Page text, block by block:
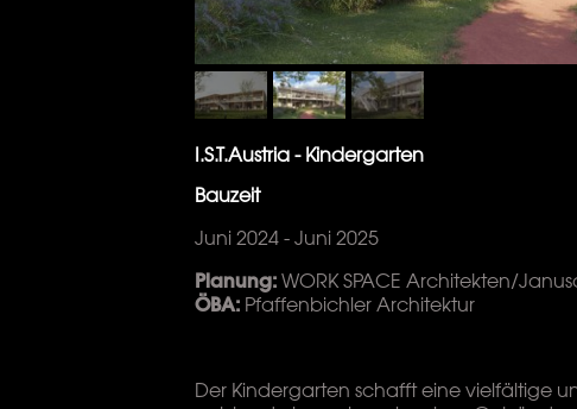
I.S.T.Austria - Kindergarten
Bauzeit
Juni 2024 - Juni 2025
Planung: WORK SPACE Architekten/
ÖBA: Pfaffenbichler Architektur
Der Kindergarten schafft eine vielfältige